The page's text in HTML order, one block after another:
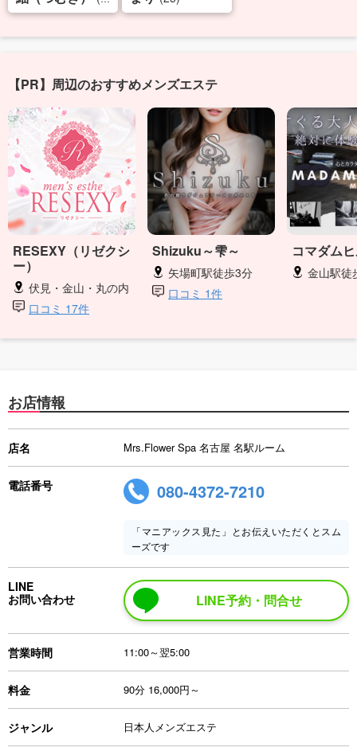
【PR】周辺のおすすめメンズエステ
RESEXY（リゼクシ
ー）
伏見・金山・丸の内
口コミ 17件
Shizuku～雫～
矢場町駅徒歩3分
口コミ 1件
コマダム
金山駅徒
お店情報
店名 Mrs.Flower Spa 名古屋 名駅ルーム
電話番号 080-4372-7210
「マニアックス見た」とお伝えいただくとスム
ーズです
LINE
お問い合わせ
LINE予約・問合せ
営業時間 11:00～翌5:00
料金 90分 16,000円～
ジャンル 日本人メンズエステ